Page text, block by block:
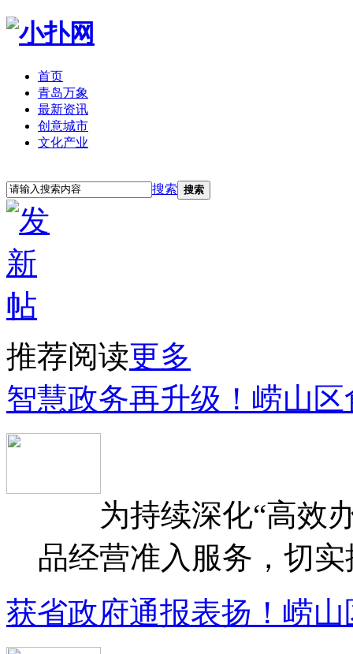
首页
青岛万象
最新资讯
创意城市
文化产业
搜索 搜索
推荐阅读更多
智慧政务再升级！崂山
为持续深化“高效办
品经营准入服务，切
获省政府通报表扬！崂